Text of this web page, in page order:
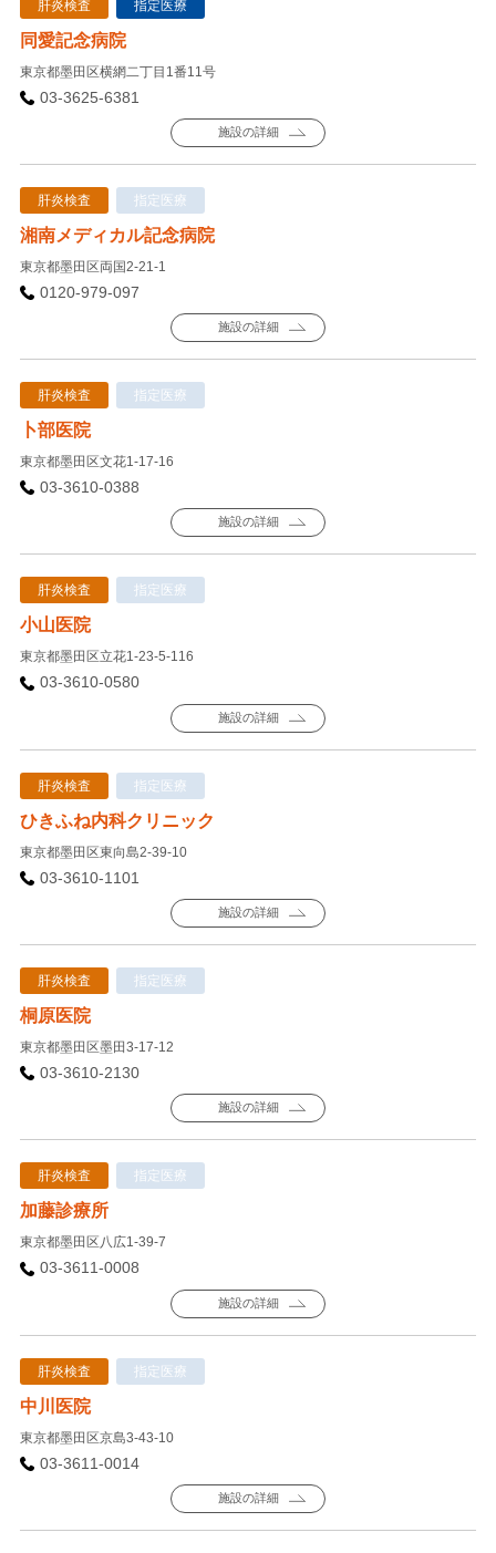
肝炎検査 指定医療
同愛記念病院
東京都墨田区横網二丁目1番11号
03-3625-6381
施設の詳細
肝炎検査 指定医療
湘南メディカル記念病院
東京都墨田区両国2-21-1
0120-979-097
施設の詳細
肝炎検査 指定医療
卜部医院
東京都墨田区文花1-17-16
03-3610-0388
施設の詳細
肝炎検査 指定医療
小山医院
東京都墨田区立花1-23-5-116
03-3610-0580
施設の詳細
肝炎検査 指定医療
ひきふね内科クリニック
東京都墨田区東向島2-39-10
03-3610-1101
施設の詳細
肝炎検査 指定医療
桐原医院
東京都墨田区墨田3-17-12
03-3610-2130
施設の詳細
肝炎検査 指定医療
加藤診療所
東京都墨田区八広1-39-7
03-3611-0008
施設の詳細
肝炎検査 指定医療
中川医院
東京都墨田区京島3-43-10
03-3611-0014
施設の詳細